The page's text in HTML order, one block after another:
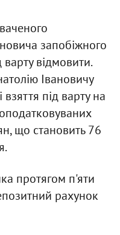
запобіжного
варту відмовити.
Івановичу
під варту на
що становить 76
протягом п'яти
рахунок